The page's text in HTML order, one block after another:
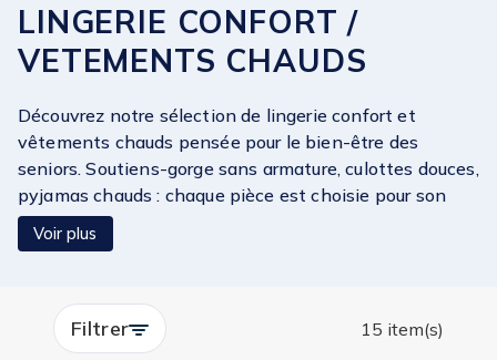
LINGERIE CONFORT /
VETEMENTS CHAUDS
Découvrez notre sélection de lingerie confort et
vêtements chauds pensée pour le bien-être des
seniors. Soutiens-gorge sans armature, culottes douces,
pyjamas chauds : chaque pièce est choisie pour son
confort, sa coupe ergonomique et sa douceur. Profitez
de produits de qualité signés par des marques expertes
à l’aise au quotidien, optez pour des vêtements qui
allient chaleur, confort et élégance. Trouvez le bien-
être au quotidien sur Senea.fr.
Voir plus
Filtrer 15 item(s)